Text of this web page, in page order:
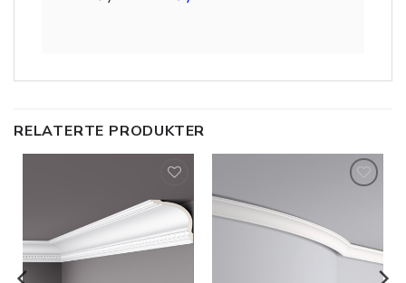
RELATERTE PRODUKTER
Legg til
i
ønskeliste
ønskeliste